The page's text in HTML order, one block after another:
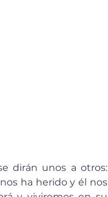
ha herido y él nos